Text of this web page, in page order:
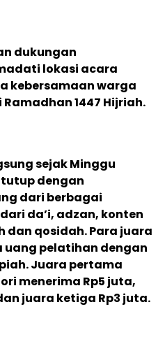
dukungan
lokasi acara
kebersamaan warga
1447 Hijriah.
sejak Minggu
dengan
dari berbagai
da’i, adzan, konten
dan qosidah. Para juara
uang pelatihan dengan
Juara pertama
menerima Rp5 juta,
juara ketiga Rp3 juta.